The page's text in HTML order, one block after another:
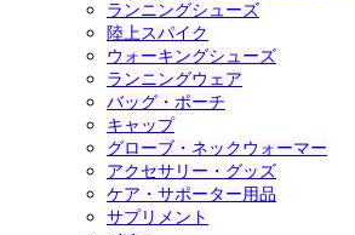
ランニングシューズ
陸上スパイク
ウォーキングシューズ
ランニングウェア
バッグ・ポーチ
キャップ
グローブ・ネックウォーマー
アクセサリー・グッズ
ケア・サポーター用品
サプリメント